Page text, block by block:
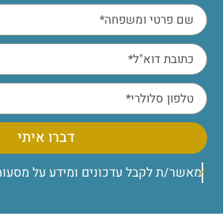
מאשר/ת לקבל עדכונים ומידע על מסעות
דברו איתי